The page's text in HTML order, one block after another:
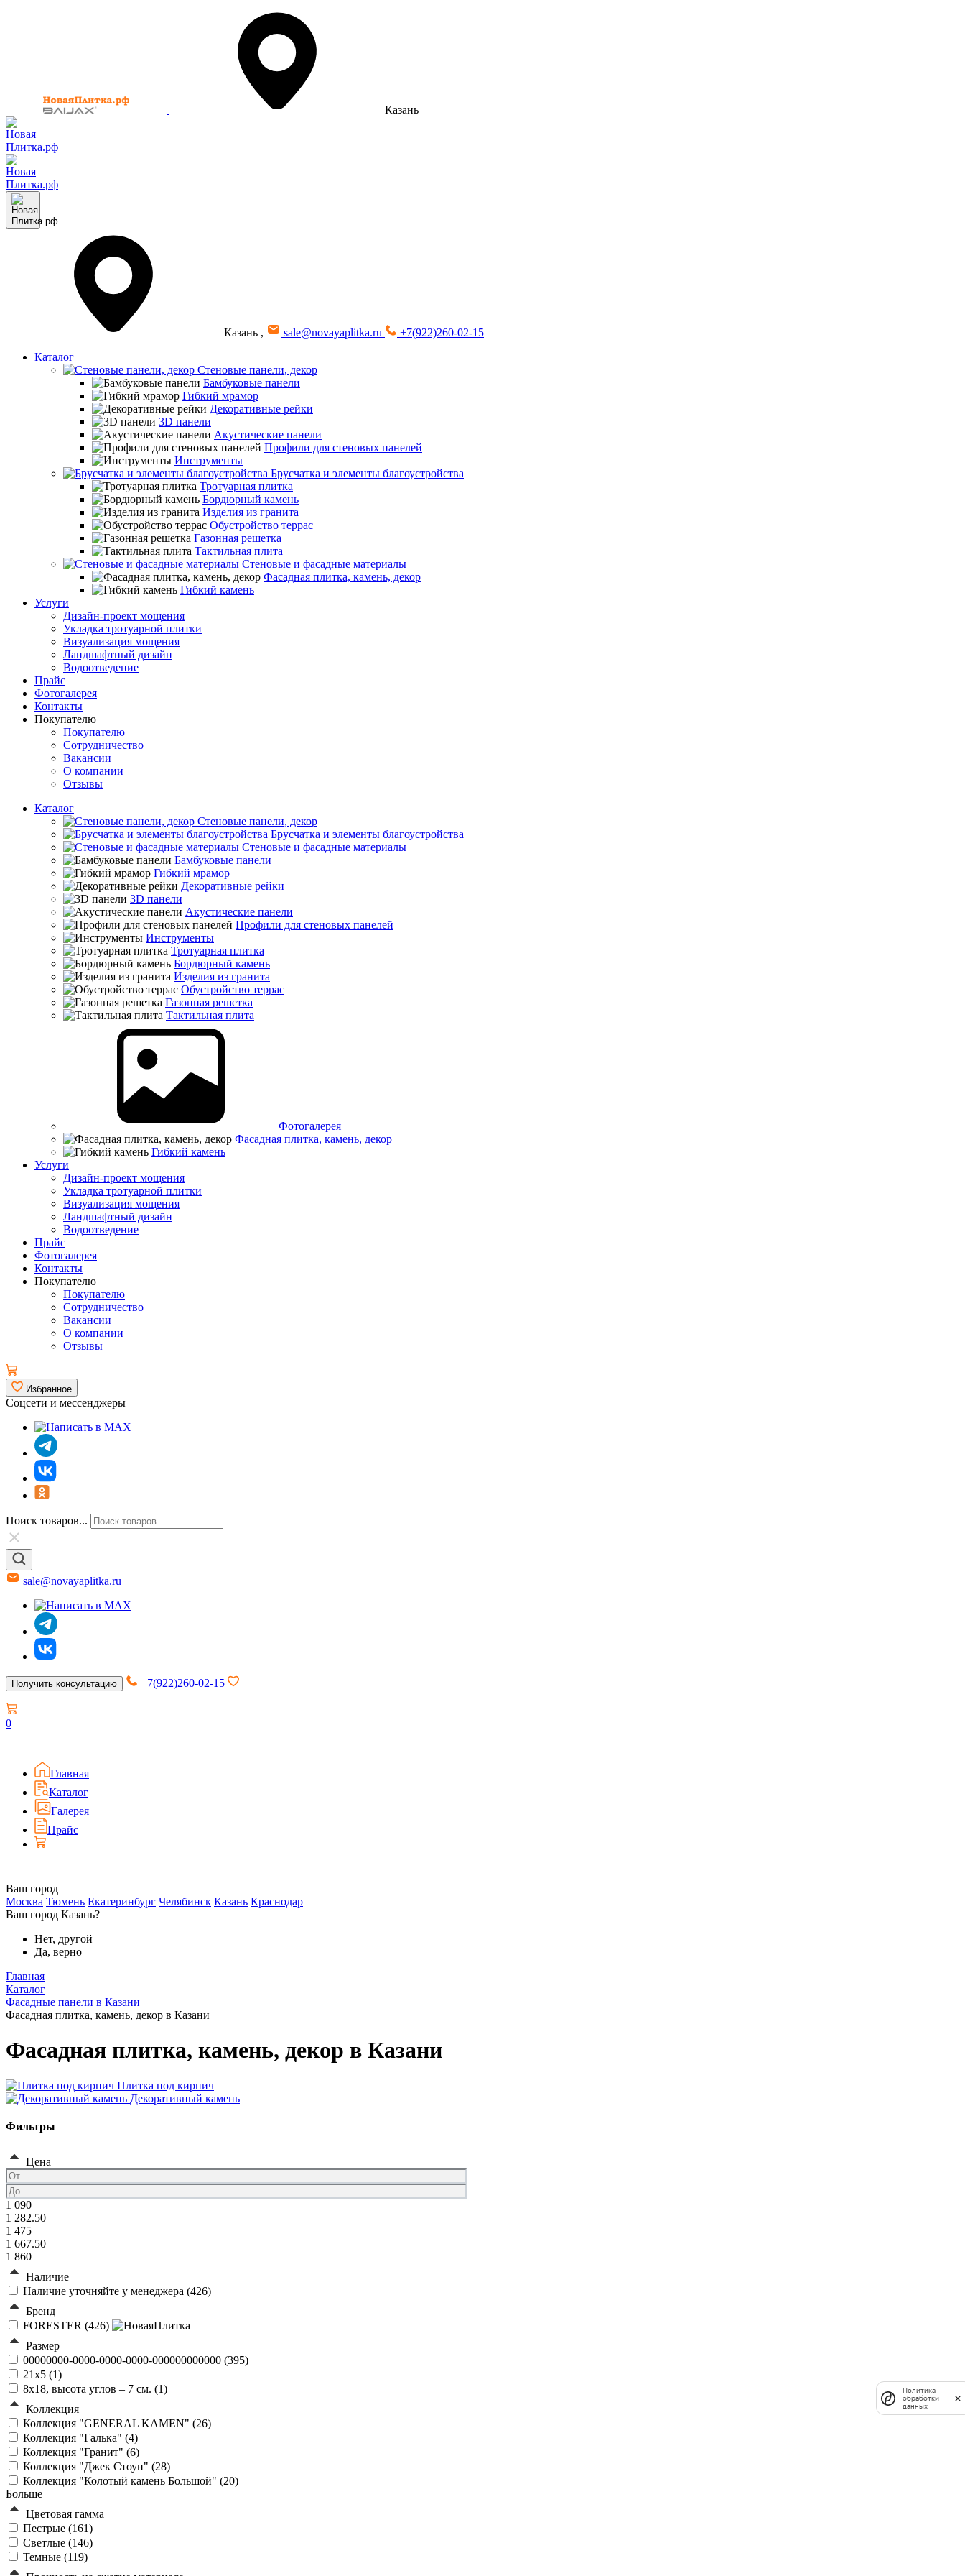
Казань
Казань , sale@novayaplitka.ru
+7(922)260-02-15
Каталог
Стеновые панели, декор
Бамбуковые панели
Гибкий мрамор
Декоративные рейки
3D панели
Акустические панели
Профили для стеновых панелей
Инструменты
Брусчатка и элементы благоустройства
Тротуарная плитка
Бордюрный камень
Изделия из гранита
Обустройство террас
Газонная решетка
Тактильная плита
Стеновые и фасадные материалы
Фасадная плитка, камень, декор
Гибкий камень
Услуги
Дизайн-проект мощения
Укладка тротуарной плитки
Визуализация мощения
Ландшафтный дизайн
Водоотведение
Прайс
Фотогалерея
Контакты
Покупателю
Покупателю
Сотрудничество
Вакансии
О компании
Отзывы
Каталог
Стеновые панели, декор
Брусчатка и элементы благоустройства
Стеновые и фасадные материалы
Бамбуковые панели
Гибкий мрамор
Декоративные рейки
3D панели
Акустические панели
Профили для стеновых панелей
Инструменты
Тротуарная плитка
Бордюрный камень
Изделия из гранита
Обустройство террас
Газонная решетка
Тактильная плита
Фотогалерея
Фасадная плитка, камень, декор
Гибкий камень
Услуги
Дизайн-проект мощения
Укладка тротуарной плитки
Визуализация мощения
Ландшафтный дизайн
Водоотведение
Прайс
Фотогалерея
Контакты
Покупателю
Покупателю
Сотрудничество
Вакансии
О компании
Отзывы
Избранное
Соцсети и мессенджеры
Поиск товаров...
sale@novayaplitka.ru
Получить консультацию +7(922)260-02-15
0
Главная
Каталог
Галерея
Прайс
Ваш город
Москва Тюмень Екатеринбург Челябинск Казань Краснодар
Ваш город Казань?
Нет, другой
Да, верно
Главная
Каталог
Фасадные панели в Казани
Фасадная плитка, камень, декор в Казани
Фасадная плитка, камень, декор в Казани
Плитка под кирпич
Декоративный камень
Фильтры
Цена
1 090
1 282.50
1 475
1 667.50
1 860
Наличие
Наличие уточняйте у менеджера (426)
Бренд
FORESTER (426)
Размер
00000000-0000-0000-0000-000000000000 (395)
21х5 (1)
8х18, высота углов – 7 см. (1)
Коллекция
Коллекция "GENERAL KAMEN" (26)
Коллекция "Галька" (4)
Коллекция "Гранит" (6)
Коллекция "Джек Стоун" (28)
Коллекция "Колотый камень Большой" (20)
Больше
Цветовая гамма
Пестрые (161)
Светлые (146)
Темные (119)
Политика
обработки
данных